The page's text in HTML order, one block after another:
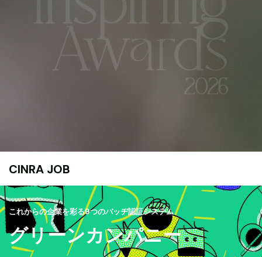
CINRA JOB
これからの企業を彩る9つのバッヂ認証システム
グリーンカンパニー